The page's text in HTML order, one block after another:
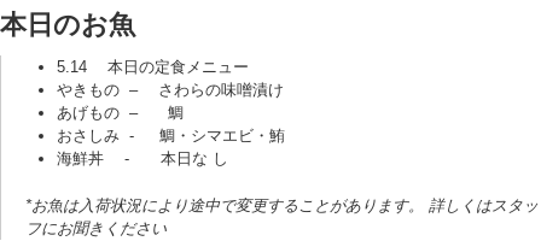
本日のお魚
5.14 本日の定食メニュー
やきもの – さわらの味噌漬け
あげもの – 鯛
おさしみ - 鯛・シマエビ・鮪
海鮮丼 - 本日な し
*お魚は入荷状況により途中で変更することがあります。 詳しくはスタッ
フにお聞きください